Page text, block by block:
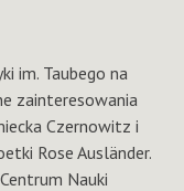
im. Taubego na
zainteresowania
Czernowitz i
Rose Ausländer.
Nauki